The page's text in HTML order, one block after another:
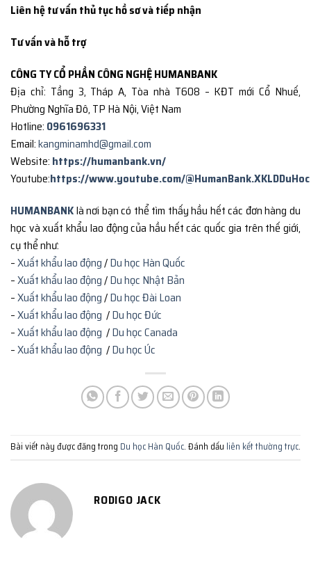
Liên hệ tư vấn thủ tục hồ sơ và tiếp nhận
Tư vấn và hỗ trợ
CÔNG TY CỔ PHẦN CÔNG NGHỆ HUMANBANK
Địa chỉ: Tầng 3, Tháp A, Tòa nhà T608 – KĐT mới Cổ Nhuế,
Phường Nghĩa Đô, TP Hà Nội, Việt Nam
Hotline: 0961696331
Email:kangminamhd@gmail.com
Website: https://humanbank.vn/
Youtube:https://www.youtube.com/@HumanBank.XKLDDuHoc
HUMANBANKlà nơi bạn có thể tìm thấy hầu hết các đơn hàng du
học và xuất khẩu lao động của hầu hết các quốc gia trên thế giới,
cụ thể như:
–Xuất khẩu lao động/Du học Hàn Quốc
–Xuất khẩu lao động/Du học Nhật Bản
–Xuất khẩu lao động/Du học Đài Loan
–Xuất khẩu lao động /Du học Đức
–Xuất khẩu lao động /Du học Canada
–Xuất khẩu lao động /Du học Úc
Bài viết này được đăng trong Du học Hàn Quốc. Đánh dấu liên kết thường trực.
RODIGO JACK